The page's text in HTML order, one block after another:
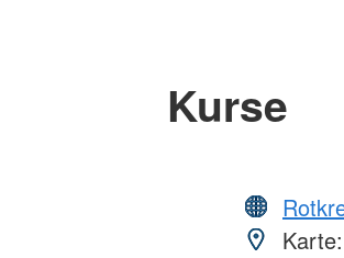
Kurse
Karte: